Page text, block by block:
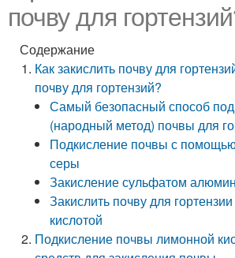
почву для
Содержание
Как закислить почву для
почву для гортензий?
Самый безопасный способ
(народный метод) почвы для
Подкисление почвы с
серы
Закисление сульфатом
Закислить почву для
кислотой
Подкисление почвы лимонной